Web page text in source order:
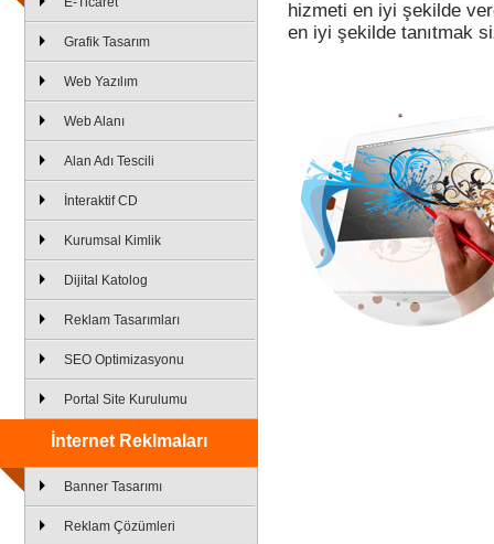
Grafik Tasarım
Web Yazılım
Web Alanı
Alan Adı Tescili
İnteraktif CD
Kurumsal Kimlik
Dijital Katolog
Reklam Tasarımları
SEO Optimizasyonu
Portal Site Kurulumu
İnternet Reklmaları
Banner Tasarımı
Reklam Çözümleri
hizmeti en iyi şekilde
en iyi şekilde tanıtmak